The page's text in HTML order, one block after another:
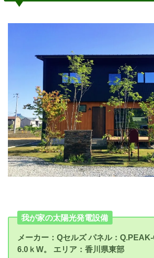
我が家の太陽光発電設備
メーカー：Qセルズ パネル：Q.PEAK-
6.0ｋW。
エリア：香川県東部